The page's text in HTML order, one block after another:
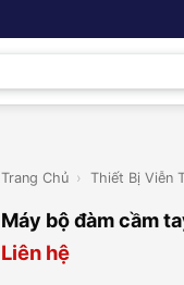
Trang Chủ › Thiết Bị Viễn
Máy bộ đàm cầm
Liên hệ